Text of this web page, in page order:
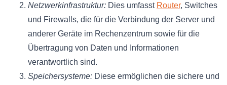
Netzwerkinfrastruktur: Dies umfasst Router, Switches
und Firewalls, die für die Verbindung der Server und
anderer Geräte im Rechenzentrum sowie für die
Übertragung von Daten und Informationen
verantwortlich sind.
Speichersysteme: Diese ermöglichen die sichere und